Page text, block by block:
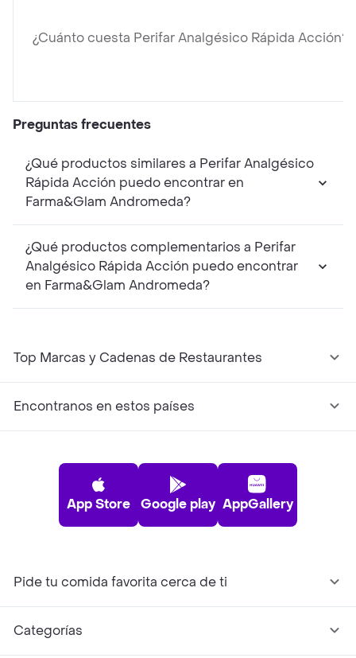
¿Cuánto cuesta Perifar Analgésico Rápida Acción?
Preguntas frecuentes
¿Qué productos similares a Perifar Analgésico
Rápida Acción puedo encontrar en
Farma&Glam Andromeda?
¿Qué productos complementarios a Perifar
Analgésico Rápida Acción puedo encontrar
en Farma&Glam Andromeda?
Top Marcas y Cadenas de Restaurantes
Encontranos en estos países
App Store Google play AppGallery
Pide tu comida favorita cerca de ti
Categorías